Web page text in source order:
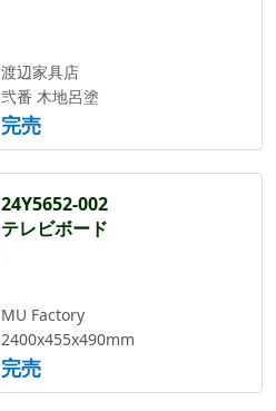
渡辺家具店
弐番 木地呂塗
完売
24Y5652-002
テレビボード
MU Factory
2400x455x490mm
完売